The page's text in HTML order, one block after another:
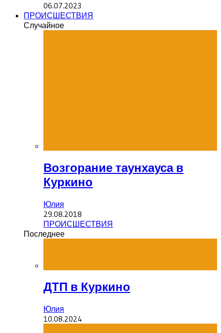
06.07.2023
ПРОИСШЕСТВИЯ
Случайное
Возгорание таунхауса в
Куркино
Юлия
29.08.2018
ПРОИСШЕСТВИЯ
Последнее
ДТП в Куркино
Юлия
10.08.2024